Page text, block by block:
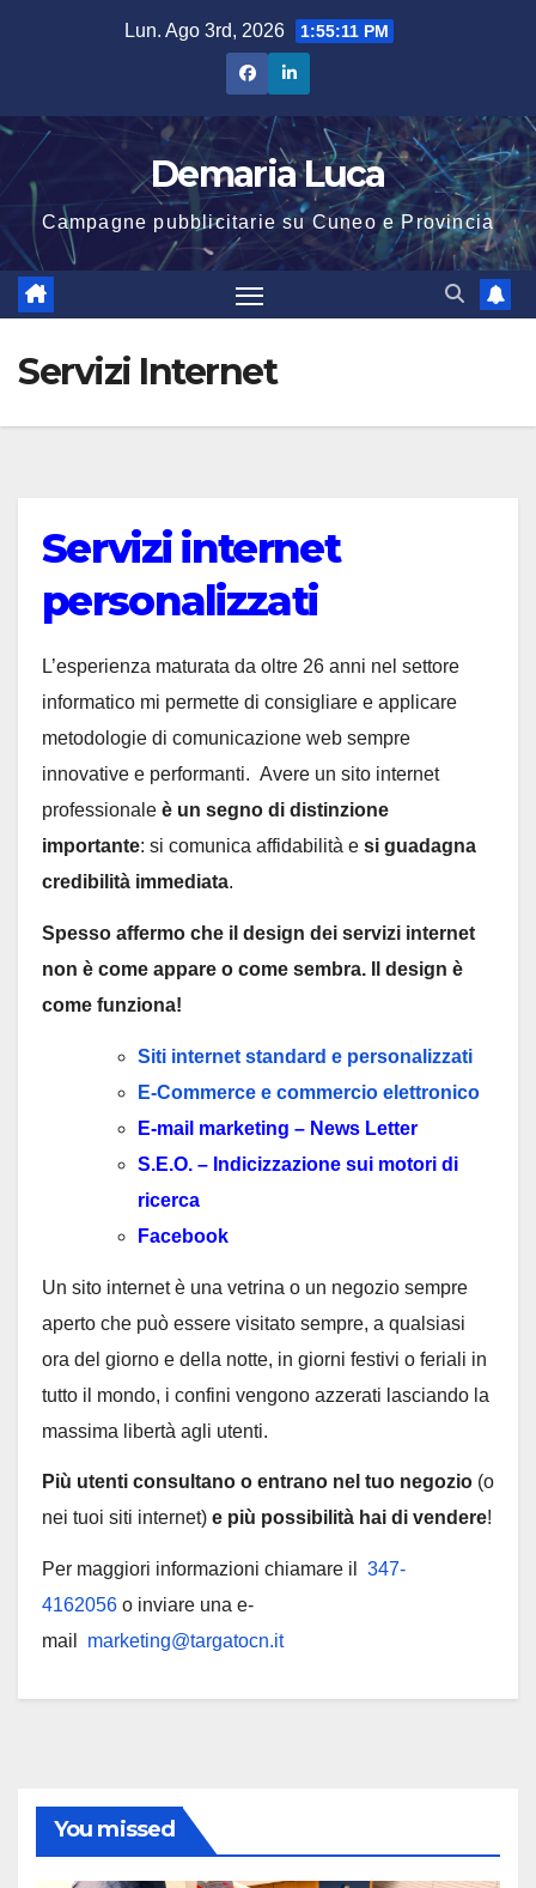
Lun. Ago 3rd, 2026 1:55:11 PM
Demaria Luca
Campagne pubblicitarie su Cuneo e Provincia
Servizi Internet
Servizi internet
personalizzati
L’esperienza maturata da oltre 26 anni nel settore
informatico mi permette di consigliare e applicare
metodologie di comunicazione web sempre
innovative e performanti. Avere un sito internet
professionale è un segno di distinzione
importante: si comunica affidabilità e si guadagna
credibilità immediata.
Spesso affermo che il design dei servizi internet
non è come appare o come sembra. Il design è
come funziona!
Siti internet standard e personalizzati
E-Commerce e commercio elettronico
E-mail marketing – News Letter
S.E.O. – Indicizzazione sui motori di
ricerca
Facebook
Un sito internet è una vetrina o un negozio sempre
aperto che può essere visitato sempre, a qualsiasi
ora del giorno e della notte, in giorni festivi o feriali in
tutto il mondo, i confini vengono azzerati lasciando la
massima libertà agli utenti.
Più utenti consultano o entrano nel tuo negozio (o
nei tuoi siti internet) e più possibilità hai di vendere!
Per maggiori informazioni chiamare il
347-
4162056 o inviare una e-
mail marketing@targatocn.it
You missed